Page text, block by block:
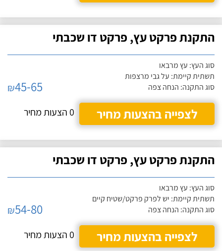
התקנת פרקט עץ, פרקט דו שכבתי
סוג העץ: עץ מרבאו
תשתית קיימת: על גבי מרצפות
סוג התקנה: הנחה צפה
₪45-65
לצפייה בהצעות מחיר
0 הצעות מחיר
התקנת פרקט עץ, פרקט דו שכבתי
סוג העץ: עץ מרבאו
תשתית קיימת: יש לפרק פרקט/שטיח קיים
סוג התקנה: הנחה צפה
₪54-80
לצפייה בהצעות מחיר
0 הצעות מחיר